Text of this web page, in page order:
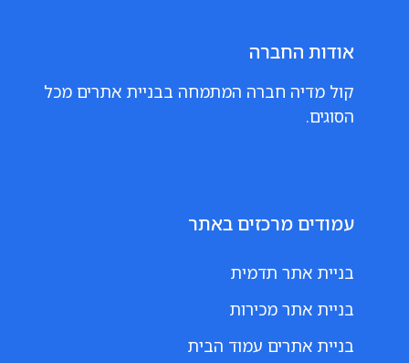
אודות החברה
קול מדיה חברה המתמחה בבניית אתרים מכל
הסוגים.
עמודים מרכזים באתר
בניית אתר תדמית
בניית אתר מכירות
בניית אתרים עמוד הבית